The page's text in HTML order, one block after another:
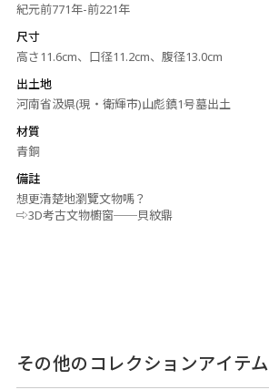
紀元前771年-前221年
尺寸
高さ11.6cm、口径11.2cm、腹径13.0cm
出土地
河南省汲県(現・衛輝市)山彪鎮1号墓出土
材質
青銅
備註
想更清楚地瀏覽文物嗎？
⇨3D考古文物櫥窗──貝紋鼎
その他のコレクションアイテム